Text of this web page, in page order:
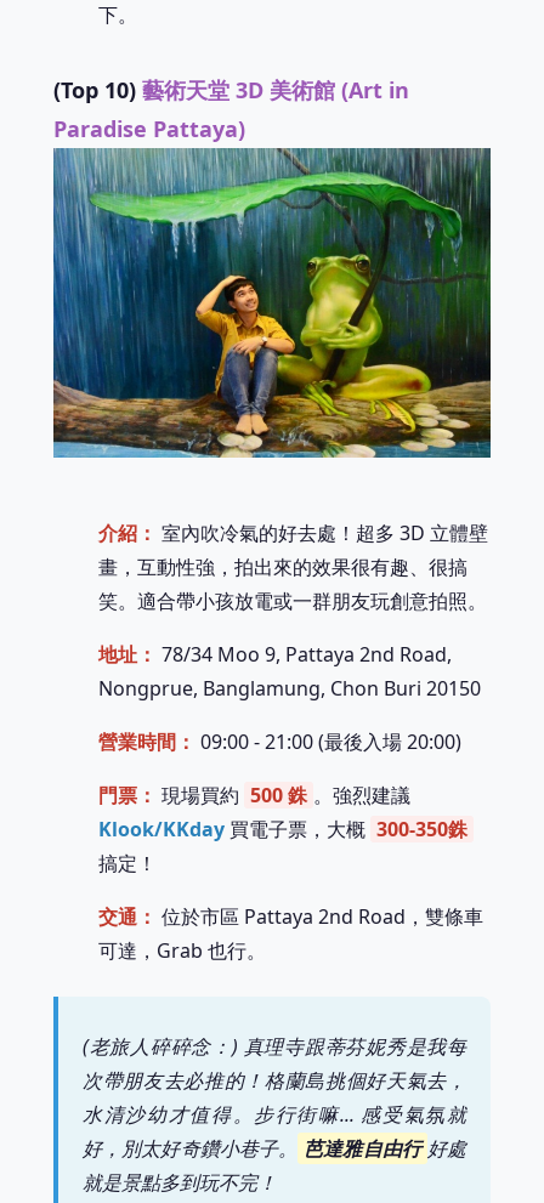
下。
(Top 10) 藝術天堂 3D 美術館 (Art in
Paradise Pattaya)
介紹： 室內吹冷氣的好去處！超多 3D 立體壁
畫，互動性強，拍出來的效果很有趣、很搞
笑。適合帶小孩放電或一群朋友玩創意拍照。
地址： 78/34 Moo 9, Pattaya 2nd Road,
Nongprue, Banglamung, Chon Buri 20150
營業時間： 09:00 - 21:00 (最後入場 20:00)
門票： 現場買約 500 銖 。強烈建議
Klook/KKday 買電子票，大概 300-350銖
搞定！
交通： 位於市區 Pattaya 2nd Road，雙條車
可達，Grab 也行。
(老旅人碎碎念：) 真理寺跟蒂芬妮秀是我每
次帶朋友去必推的！格蘭島挑個好天氣去，
水清沙幼才值得。步行街嘛... 感受氣氛就
好，別太好奇鑽小巷子。
芭達雅自由行 好處
就是景點多到玩不完！